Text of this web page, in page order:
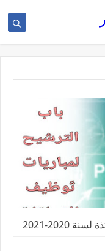
2021